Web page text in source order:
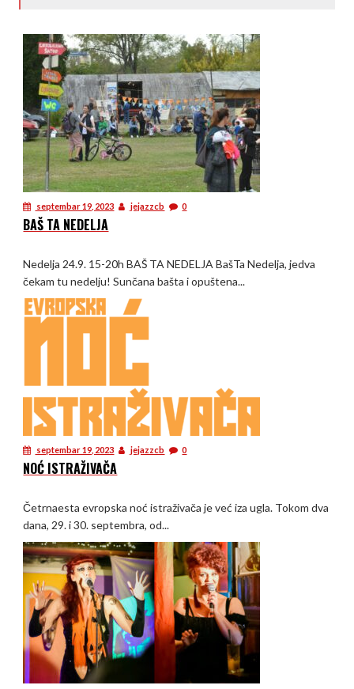
septembar 19, 2023 jejazzcb 0
BAŠ TA NEDELJA
Nedelja 24.9. 15-20h BAŠ TA NEDELJA BašTa Nedelja, jedva
čekam tu nedelju! Sunčana bašta i opuštena...
septembar 19, 2023 jejazzcb 0
NOĆ ISTRAŽIVAČA
Četrnaesta evropska noć istraživača je već iza ugla. Tokom dva
dana, 29. i 30. septembra, od...